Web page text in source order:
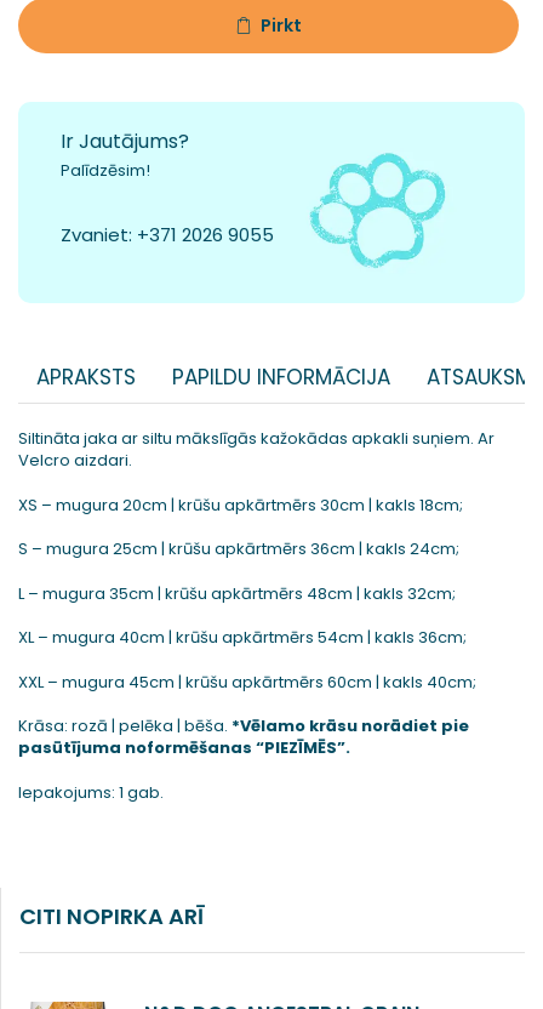
Pirkt
Ir Jautājums?
Palīdzēsim!
Zvaniet: +371 2026 9055
APRAKSTS PAPILDU INFORMĀCIJA
Siltināta jaka ar siltu mākslīgās kažokādas apkakli suņiem. Ar
Velcro aizdari.
XS – mugura 20cm | krūšu apkārtmērs 30cm | kakls 18cm;
S – mugura 25cm | krūšu apkārtmērs 36cm | kakls 24cm;
L – mugura 35cm | krūšu apkārtmērs 48cm | kakls 32cm;
XL – mugura 40cm | krūšu apkārtmērs 54cm | kakls 36cm;
XXL – mugura 45cm | krūšu apkārtmērs 60cm | kakls 40cm;
Krāsa: rozā | pelēka | bēša. *Vēlamo krāsu norādiet pie
pasūtījuma noformēšanas “PIEZĪMĒS”.
Iepakojums: 1 gab.
CITI NOPIRKA ARĪ